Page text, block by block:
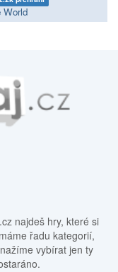
World
najdeš hry, které si
řadu kategorií,
vybírat jen ty